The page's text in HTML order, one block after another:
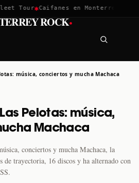
Tour✱Caifanes en Monterrey · 12
ROCK·
música, conciertos y mucha Machaca
Pelotas: música,
Machaca
conciertos y mucha Machaca, la
de trayectoria, 16 discos y ha alternado con